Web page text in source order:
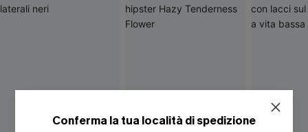
Conferma la tua località di spedizione